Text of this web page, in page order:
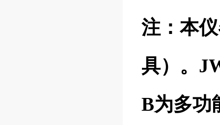
注：本
具）。
B为多功